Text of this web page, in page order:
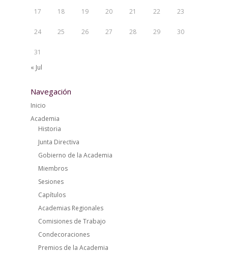
17 18 19 20 21 22 23
24 25 26 27 28 29 30
31
« Jul
Navegación
Inicio
Academia
Historia
Junta Directiva
Gobierno de la Academia
Miembros
Sesiones
Capítulos
Academias Regionales
Comisiones de Trabajo
Condecoraciones
Premios de la Academia